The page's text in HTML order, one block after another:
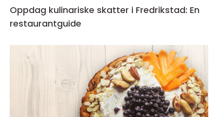
Oppdag kulinariske skatter i Fredrikstad: En
restaurantguide